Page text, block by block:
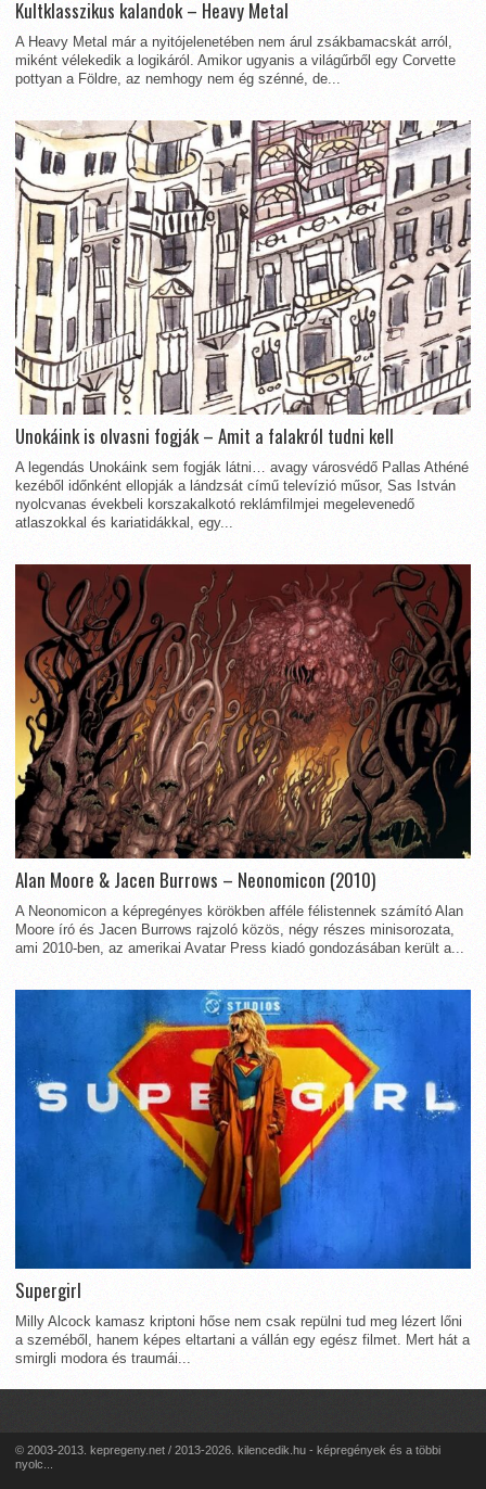
Kultklasszikus kalandok – Heavy Metal
A Heavy Metal már a nyitójelenetében nem árul zsákbamacskát arról,
miként vélekedik a logikáról. Amikor ugyanis a világűrből egy Corvette
pottyan a Földre, az nemhogy nem ég szénné, de...
Unokáink is olvasni fogják – Amit a falakról tudni kell
A legendás Unokáink sem fogják látni… avagy városvédő Pallas Athéné
kezéből időnként ellopják a lándzsát című televízió műsor, Sas István
nyolcvanas évekbeli korszakalkotó reklámfilmjei megelevenedő
atlaszokkal és kariatidákkal, egy...
Alan Moore & Jacen Burrows – Neonomicon (2010)
A Neonomicon a képregényes körökben afféle félistennek számító Alan
Moore író és Jacen Burrows rajzoló közös, négy részes minisorozata,
ami 2010-ben, az amerikai Avatar Press kiadó gondozásában került a...
Supergirl
Milly Alcock kamasz kriptoni hőse nem csak repülni tud meg lézert lőni
a szeméből, hanem képes eltartani a vállán egy egész filmet. Mert hát a
smirgli modora és traumái...
© 2003-2013. kepregeny.net / 2013-2026. kilencedik.hu - képregények és a többi
nyolc...